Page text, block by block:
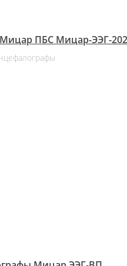
ПБС Мицар-ЭЭГ-